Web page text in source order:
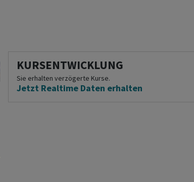
KURSENTWICKLUNG
Sie erhalten verzögerte Kurse.
Jetzt Realtime Daten erhalten